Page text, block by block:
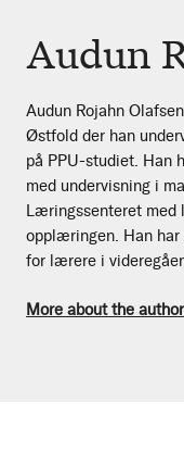
Audun
Audun Rojahn
Østfold der han
på PPU-studiet. Han
med undervisning i
Læringssenteret med
opplæringen. Han har
for lærere i
More about the author